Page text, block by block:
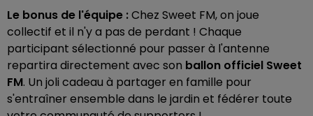
Le bonus de l'équipe :Chez Sweet FM, on joue
collectif et il n'y a pas de perdant ! Chaque
participant sélectionné pour passer à l'antenne
repartira directement avec son ballon officiel Sweet
FM. Un joli cadeau à partager en famille pour
s'entraîner ensemble dans le jardin et fédérer toute